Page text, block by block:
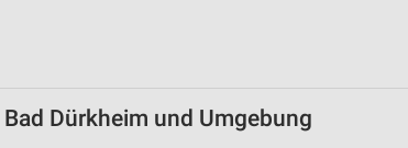
Dürkheim und Umgebung
identifizieren